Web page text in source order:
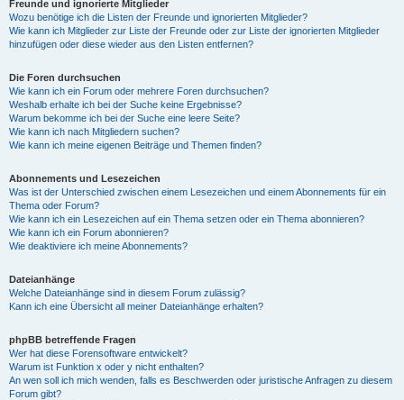
Freunde und ignorierte Mitglieder
Wozu benötige ich die Listen der Freunde und ignorierten Mitglieder?
Wie kann ich Mitglieder zur Liste der Freunde oder zur Liste der ignorierten Mitglieder
hinzufügen oder diese wieder aus den Listen entfernen?
Die Foren durchsuchen
Wie kann ich ein Forum oder mehrere Foren durchsuchen?
Weshalb erhalte ich bei der Suche keine Ergebnisse?
Warum bekomme ich bei der Suche eine leere Seite?
Wie kann ich nach Mitgliedern suchen?
Wie kann ich meine eigenen Beiträge und Themen finden?
Abonnements und Lesezeichen
Was ist der Unterschied zwischen einem Lesezeichen und einem Abonnements für ein
Thema oder Forum?
Wie kann ich ein Lesezeichen auf ein Thema setzen oder ein Thema abonnieren?
Wie kann ich ein Forum abonnieren?
Wie deaktiviere ich meine Abonnements?
Dateianhänge
Welche Dateianhänge sind in diesem Forum zulässig?
Kann ich eine Übersicht all meiner Dateianhänge erhalten?
phpBB betreffende Fragen
Wer hat diese Forensoftware entwickelt?
Warum ist Funktion x oder y nicht enthalten?
An wen soll ich mich wenden, falls es Beschwerden oder juristische Anfragen zu diesem
Forum gibt?